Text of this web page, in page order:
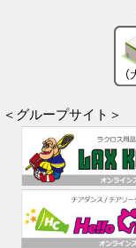
＜グループサイト＞